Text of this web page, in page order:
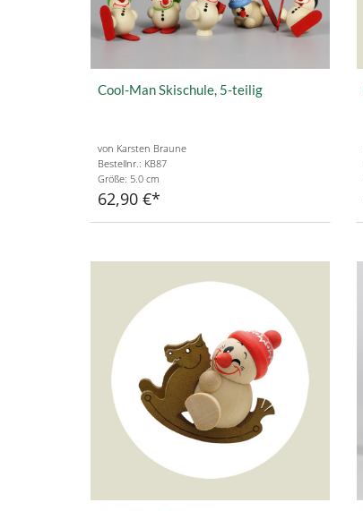
Cool-Man Skischule, 5-teilig
von Karsten Braune
Bestellnr.: KB87
Größe: 5.0 cm
62,90 €